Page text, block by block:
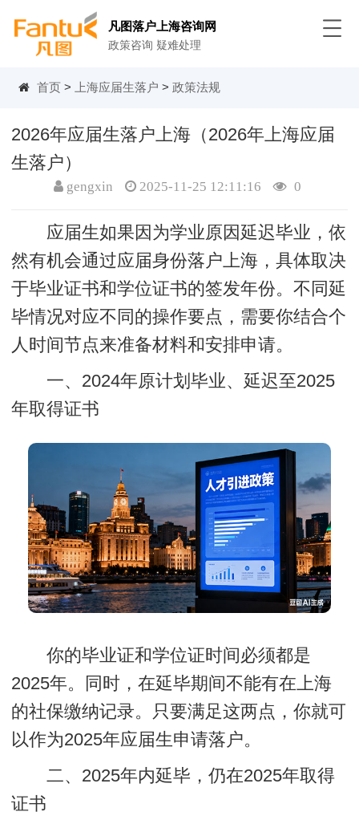
凡图落户上海咨询网
政策咨询 疑难处理
首页 > 上海应届生落户 >政策法规
2026年应届生落户上海（2026年上海应届
生落户）
gengxin 2025-11-25 12:11:16 0
应届生如果因为学业原因延迟毕业，依
然有机会通过应届身份落户上海，具体取决
于毕业证书和学位证书的签发年份。不同延
毕情况对应不同的操作要点，需要你结合个
人时间节点来准备材料和安排申请。
一、2024年原计划毕业、延迟至2025
年取得证书
你的毕业证和学位证时间必须都是
2025年。同时，在延毕期间不能有在上海
的社保缴纳记录。只要满足这两点，你就可
以作为2025年应届生申请落户。
二、2025年内延毕，仍在2025年取得
证书